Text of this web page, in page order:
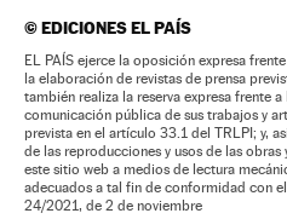
©EDICIONES EL PAÍS
EL PAÍS ejerce la oposición expresa
la elaboración de revistas de prensa
también realiza la reserva expresa frente
comunicación pública de sus trabajos y
prevista en el artículo 33.1 del TRLPI; y,
de las reproducciones y usos de las
este sitio web a medios de lectura
adecuados a tal fin de conformidad con
24/2021, de 2 de noviembre